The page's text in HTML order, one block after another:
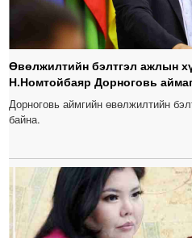
Өвөлжилтийн бэлтгэл ажлын
Н.Номтойбаяр Дорноговь
Дорноговь аймгийн өвөлжилтийн
байна.